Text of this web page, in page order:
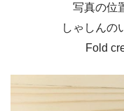
写真の位
しゃしんの
Fold